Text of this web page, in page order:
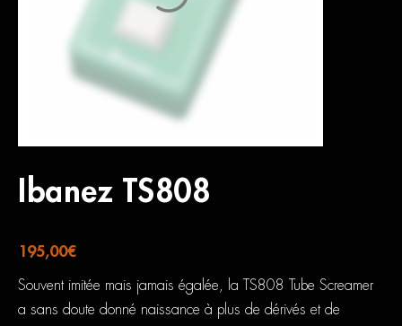
Ibanez TS808
195,00€
Souvent imitée mais jamais égalée, la TS808 Tube Screamer
a sans doute donné naissance à plus de dérivés et de